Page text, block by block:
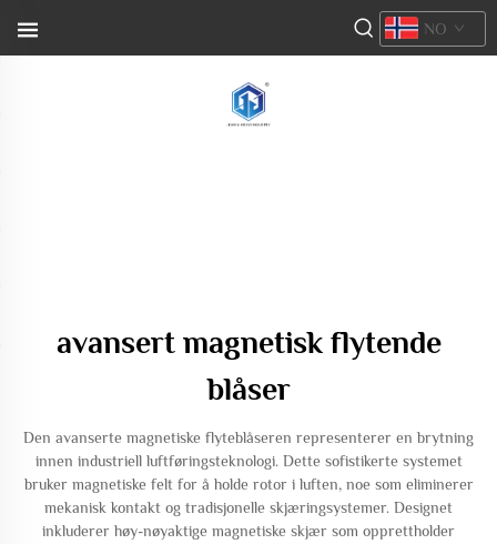
NO
avansert magnetisk flytende
blåser
Den avanserte magnetiske flyteblåseren representerer en brytning
innen industriell luftføringsteknologi. Dette sofistikerte systemet
bruker magnetiske felt for å holde rotor i luften, noe som eliminerer
mekanisk kontakt og tradisjonelle skjæringsystemer. Designet
inkluderer høy-nøyaktige magnetiske skjær som opprettholder